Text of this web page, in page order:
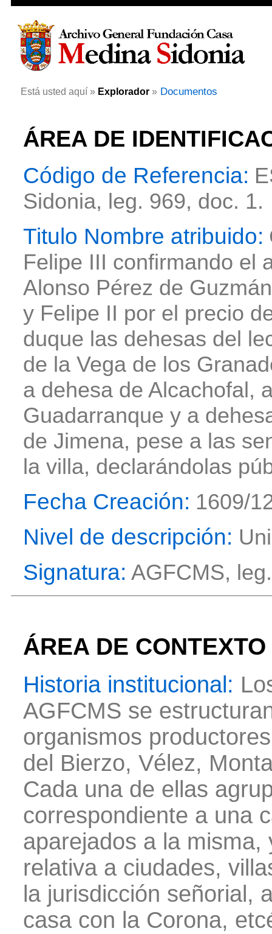
Está usted aquí » Explorador » Documentos
ÁREA DE
Código de Referencia:
Sidonia, leg. 969, doc. 1.
Titulo Nombre atribuido:
Felipe III confirmando el
Alonso Pérez de
y Felipe II por el precio
duque las dehesas del
de la Vega de los
a dehesa de Alcachofal,
Guadarranque y a
de Jimena, pese a las
la villa, declarándolas
Fecha Creación: 1609/
Nivel de descripción:
Signatura: AGFCMS,
ÁREA DE CONTEXTO
Historia institucional:
AGFCMS se
organismos
del Bierzo, Vélez,
Cada una de ellas
correspondiente a una
aparejados a la
relativa a ciudades,
la jurisdicción señorial,
casa con la Corona,